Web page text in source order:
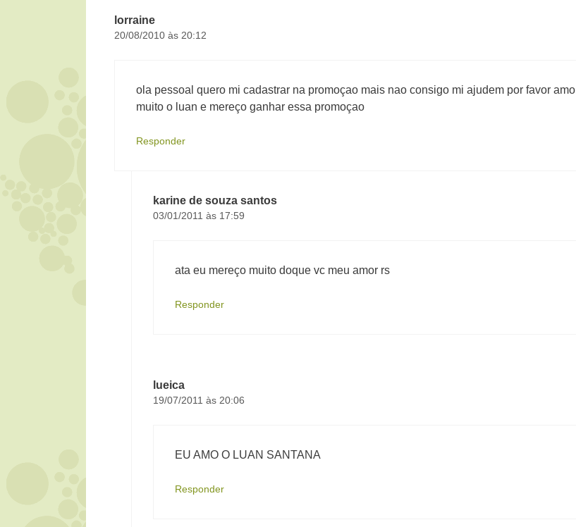
lorraine
20/08/2010 às 20:12
ola pessoal quero mi cadastrar na promoçao mais nao consigo mi ajudem por favor amo
muito o luan e mereço ganhar essa promoçao
Responder
karine de souza santos
03/01/2011 às 17:59
ata eu mereço muito doque vc meu amor rs
Responder
lueica
19/07/2011 às 20:06
EU AMO O LUAN SANTANA
Responder